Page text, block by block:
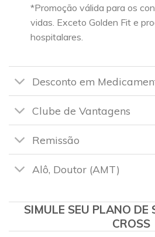
*Promoção válida para os
vidas. Exceto Golden Fit e
hospitalares.
Desconto em
Clube de Vantagens
Remissão
Alô, Doutor (AMT)
SIMULE SEU PLANO DE
CROSS